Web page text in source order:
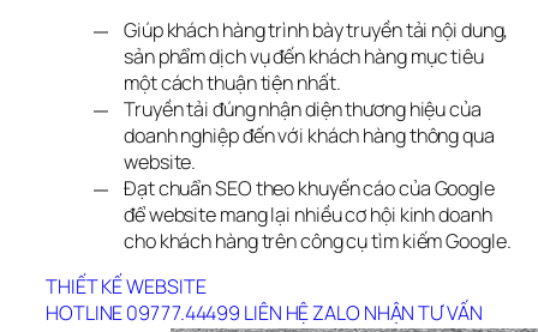
Giúp khách hàng trình bày truyền tải nội dung,
sản phẩm dịch vụ đến khách hàng mục tiêu
một cách thuận tiện nhất.
Truyền tải đúng nhận diện thương hiệu của
doanh nghiệp đến với khách hàng thông qua
website.
Đạt chuẩn SEO theo khuyến cáo của Google
để website mang lại nhiều cơ hội kinh doanh
cho khách hàng trên công cụ tìm kiếm Google.
THIẾT KẾ WEBSITE
HOTLINE 09777.44499 LIÊN HỆ ZALO NHẬN TƯ VẤN